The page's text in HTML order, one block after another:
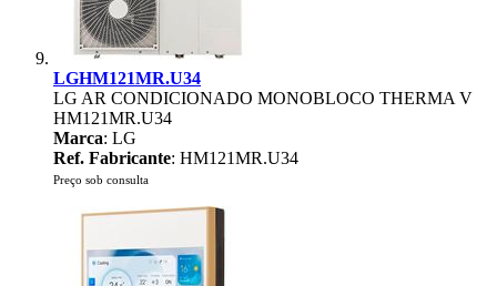
LGHM121MR.U34
LG AR CONDICIONADO MONOBLOCO THERMA V
HM121MR.U34
Marca: LG
Ref. Fabricante: HM121MR.U34
Preço sob consulta